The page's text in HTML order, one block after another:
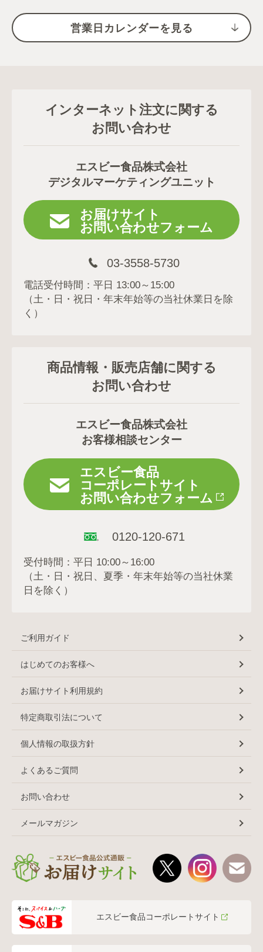
営業日カレンダーを見る
インターネット注文に関する
お問い合わせ
エスビー食品株式会社
デジタルマーケティングユニット
お届けサイト
お問い合わせフォーム
03-3558-5730
電話受付時間：平日 13:00～15:00
（土・日・祝日・年末年始等の当社休業日を除
く）
商品情報・販売店舗に関する
お問い合わせ
エスビー食品株式会社
お客様相談センター
エスビー食品
コーポレートサイト
お問い合わせフォーム
0120-120-671
受付時間：平日 10:00～16:00
（土・日・祝日、夏季・年末年始等の当社休業
日を除く）
ご利用ガイド
はじめてのお客様へ
お届けサイト利用規約
特定商取引法について
個人情報の取扱方針
よくあるご質問
お問い合わせ
メールマガジン
エスビー食品コーポレートサイト